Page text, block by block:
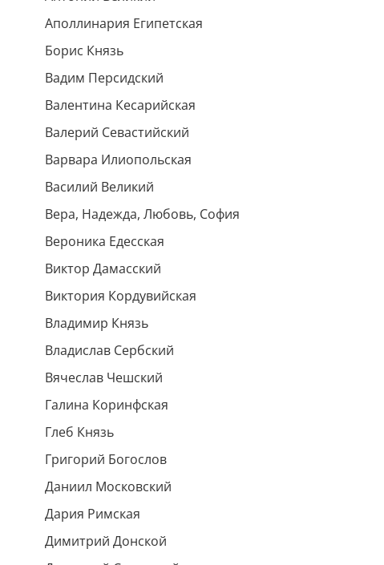
Аполлинария Египетская
Борис Князь
Вадим Персидский
Валентина Кесарийская
Валерий Севастийский
Варвара Илиопольская
Василий Великий
Вера, Надежда, Любовь, София
Вероника Едесская
Виктор Дамасский
Виктория Кордувийская
Владимир Князь
Владислав Сербский
Вячеслав Чешский
Галина Коринфская
Глеб Князь
Григорий Богослов
Даниил Московский
Дария Римская
Димитрий Донской